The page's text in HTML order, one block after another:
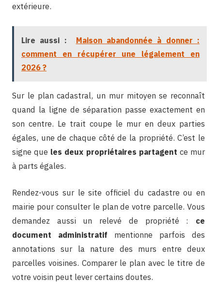
extérieure.
Lire aussi :
Maison abandonnée à donner :
comment en récupérer une légalement en
2026 ?
Sur le plan cadastral, un mur mitoyen se reconnaît
quand la ligne de séparation passe exactement en
son centre. Le trait coupe le mur en deux parties
égales, une de chaque côté de la propriété. C’est le
signe que les deux propriétaires partagent ce mur
à parts égales.
Rendez-vous sur le site officiel du cadastre ou en
mairie pour consulter le plan de votre parcelle. Vous
demandez aussi un relevé de propriété : ce
document administratif mentionne parfois des
annotations sur la nature des murs entre deux
parcelles voisines. Comparer le plan avec le titre de
votre voisin peut lever certains doutes.